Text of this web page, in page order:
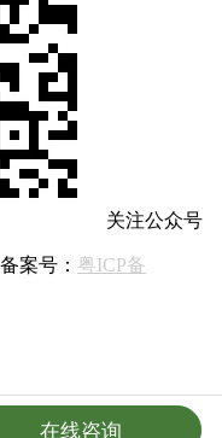
关注公众号
案号： 粤ICP备
在线咨询